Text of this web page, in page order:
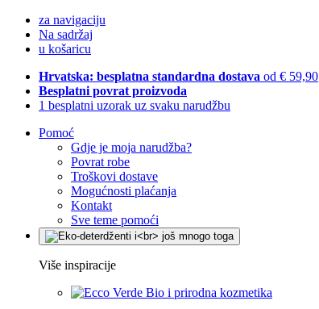
za navigaciju
Na sadržaj
u košaricu
Hrvatska: besplatna standardna dostava od € 59,90
Besplatni povrat proizvoda
1 besplatni uzorak uz svaku narudžbu
Pomoć
Gdje je moja narudžba?
Povrat robe
Troškovi dostave
Mogućnosti plaćanja
Kontakt
Sve teme pomoći
Više inspiracije
Bio i prirodna kozmetika